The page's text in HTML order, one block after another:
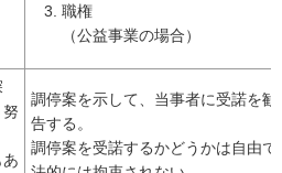
職権
（公益事業の場合）
調停案を示して、当事者に受諾を勧
告する。
調停案を受諾するかどうかは自由で